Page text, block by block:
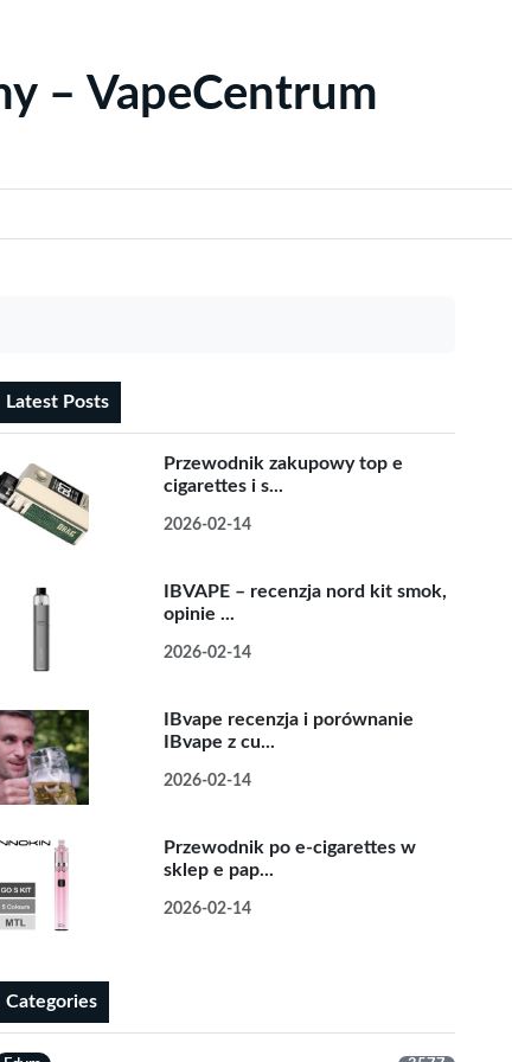
– VapeCentrum
Latest Posts
Przewodnik zakupowy top e
cigarettes i s...
2026-02-14
IBVAPE – recenzja nord kit smok,
opinie ...
2026-02-14
IBvape recenzja i porównanie
IBvape z cu...
2026-02-14
Przewodnik po e-cigarettes w
sklep e pap...
2026-02-14
Categories